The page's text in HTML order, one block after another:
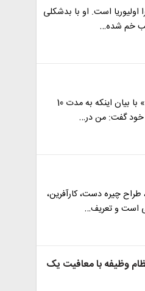
اولیوریا است. او با بدشکلی
خم شده…
آریا عظیمی نژاد مجموعه تلویزیونی «پایتخت» با بیان اینکه به مدت 10
خود گفت: من در…
طراح چیره دست، کارآفرین،
است و تعریف…
وظیفه با معافیت یک